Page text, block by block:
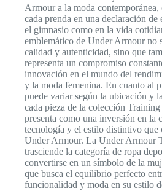
Armour a la moda
cada prenda en una declaración de
el gimnasio como en la vida
emblemático de Under Armour no
calidad y autenticidad, sino que
representa un compromiso
innovación en el mundo del
y la moda femenina. En cuanto al
puede variar según la ubicación y
cada pieza de la colección
presenta como una inversión en la
tecnología y el estilo distintivo que
Under Armour. La Under Armour
trasciende la categoría de ropa
convertirse en un símbolo de la
que busca el equilibrio perfecto
funcionalidad y moda en su estilo